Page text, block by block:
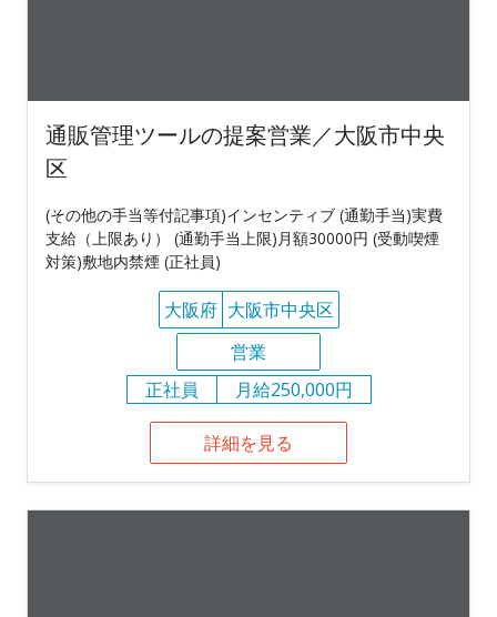
通販管理ツールの提案営業／大阪市中央
区
(その他の手当等付記事項)インセンティブ (通勤手当)実費
支給（上限あり） (通勤手当上限)月額30000円 (受動喫煙
対策)敷地内禁煙 (正社員)
大阪府 大阪市中央区
営業
正社員
月給250,000円
詳細を見る